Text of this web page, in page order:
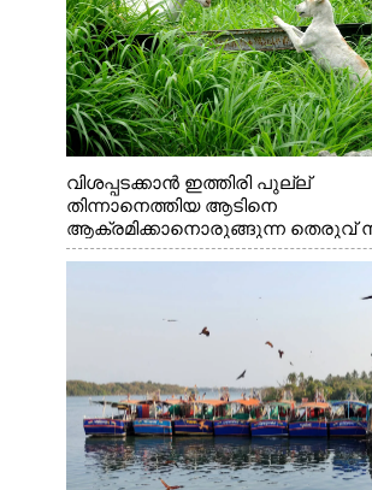
വിശപ്പടക്കാൻ ഇത്തിരി പുല്ല്
തിന്നാനെത്തിയ ആടിനെ
ആക്രമിക്കാനൊരുങ്ങുന്ന തെരുവ്
എറണാകുളം വാത്തുരുത്തിയിൽ